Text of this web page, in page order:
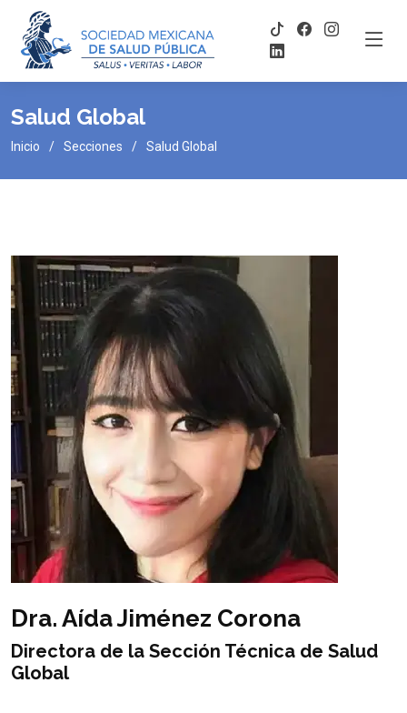
Salud Global
Inicio Secciones Salud Global
Dra. Aída Jiménez Corona
Directora de la Sección Técnica de Salud
Global